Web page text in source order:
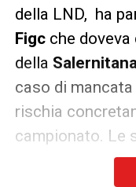
della LND, ha
Figcche doveva
della
caso di
rischia
campionato. Le